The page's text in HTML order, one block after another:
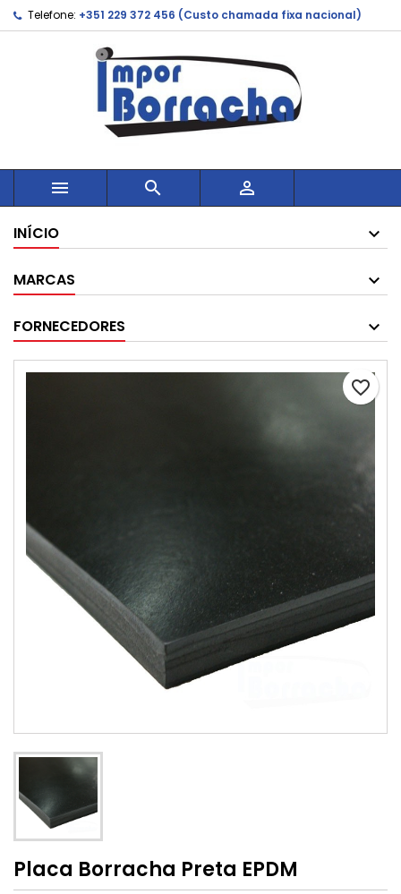
Telefone: +351 229 372 456 (Custo chamada fixa nacional)
  
INÍCIO
MARCAS
FORNECEDORES
favorite_border
Placa Borracha Preta EPDM